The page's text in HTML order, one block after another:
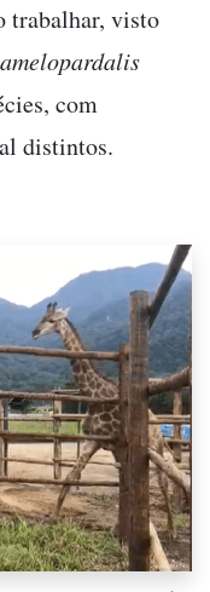
trabalhar, visto
com
distintos.